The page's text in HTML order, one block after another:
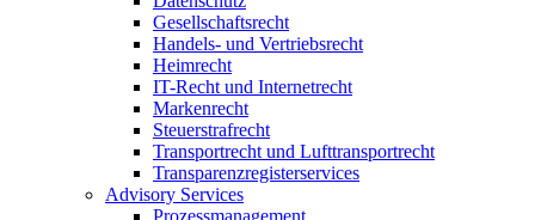
Gesellschaftsrecht
Handels- und Vertriebsrecht
Heimrecht
IT-Recht und Internetrecht
Markenrecht
Steuerstrafrecht
Transportrecht und Lufttransportrecht
Transparenzregisterservices
Advisory Services
Prozessmanagement